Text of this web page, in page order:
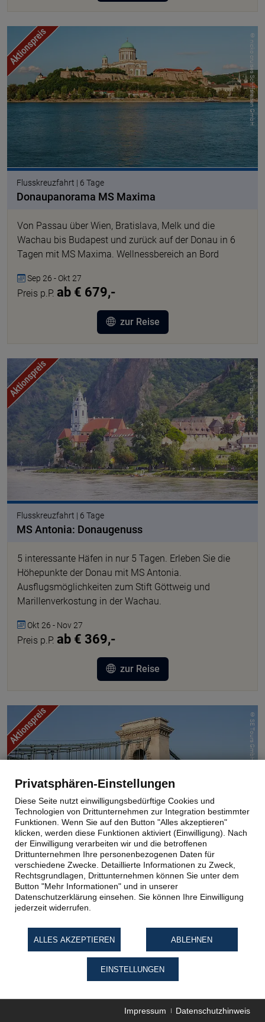
© nicko cruises Schiffsreisen GmbH
Flusskreuzfahrt | 6 Tage
Donaupanorama MS Maxima
Von Passau über Wien, Bratislava, Melk und die
Wachau bis Budapest und zurück auf der Donau in 6
Tagen mit MS Maxima. Wellnessbereich an Bord
Sep 26 - Okt 27
Preis p.P. ab € 679,-
zur Reise
© Lion Tours GmbH
Flusskreuzfahrt | 6 Tage
MS Antonia: Donaugenuss
5 interessante Häfen in nur 5 Tagen. Erleben Sie die
Höhepunkte der Donau mit MS Antonia.
Ausflugsmöglichkeiten zum Stift Göttweig und
Marillenverkostung in der Wachau.
Okt 26 - Nov 27
Preis p.P. ab € 369,-
zur Reise
© SE Tours GmbH
Flusskreuzfahrt | 8 Tage
Weinreise an der Donau
Ab/an Engelhartszell mit MS Prinzessin Katharina ALL
ab € 999,-
zur Reise
Privatsphären-Einstellungen
Diese Seite nutzt einwilligungsbedürftige Cookies und
Technologien von Drittunternehmen zur Integration bestimmter
Funktionen. Wenn Sie auf den Button "Alles akzeptieren"
klicken, werden diese Funktionen aktiviert (Einwilligung). Nach
der Einwilligung verarbeiten wir und die betroffenen
Drittunternehmen Ihre personenbezogenen Daten für
verschiedene Zwecke. Detaillierte Informationen zu Zweck,
Rechtsgrundlagen, Drittunternehmen können Sie unter dem
Button "Mehr Informationen" und in unserer
Datenschutzerklärung einsehen. Sie können Ihre Einwilligung
jederzeit widerrufen.
ALLES AKZEPTIEREN ABLEHNEN
EINSTELLUNGEN
Impressum Datenschutzhinweis